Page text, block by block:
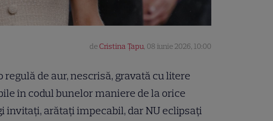
de Cristina Țapu, 08 iunie 2026, 10:00
regulă de aur, nescrisă, gravată cu litere
în codul bunelor maniere de la orice
invitați, arătați impecabil, dar NU eclipsați